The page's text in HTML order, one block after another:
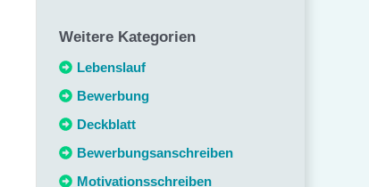
h
e
n
n
a
c
Weitere Kategorien
Lebenslauf
Bewerbung
Deckblatt
Bewerbungsanschreiben
Motivationsschreiben